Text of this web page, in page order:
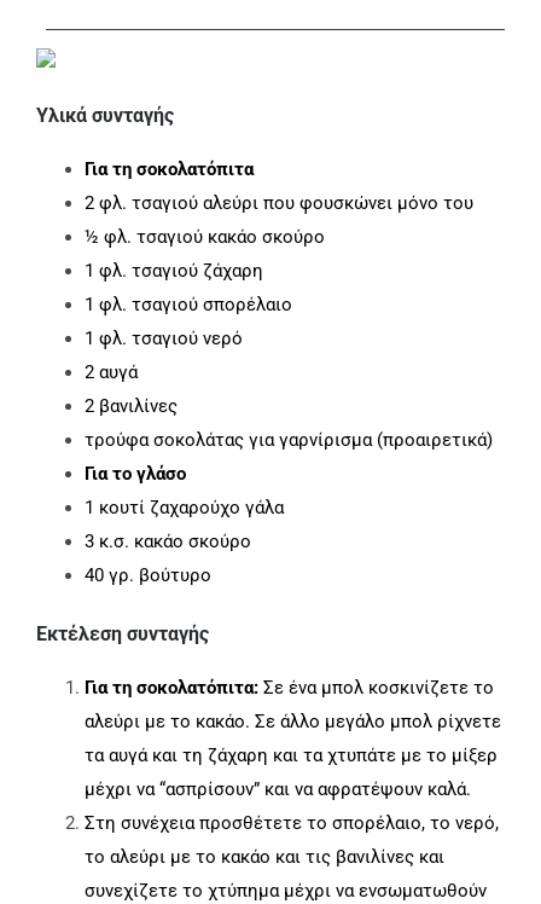
Υλικά συνταγής
Για τη σοκολατόπιτα
2 φλ. τσαγιού αλεύρι που φουσκώνει μόνο του
½ φλ. τσαγιού κακάο σκούρο
1 φλ. τσαγιού ζάχαρη
1 φλ. τσαγιού σπορέλαιο
1 φλ. τσαγιού νερό
2 αυγά
2 βανιλίνες
τρούφα σοκολάτας για γαρνίρισμα (προαιρετικά)
Για το γλάσο
1 κουτί ζαχαρούχο γάλα
3 κ.σ. κακάο σκούρο
40 γρ. βούτυρο
Εκτέλεση συνταγής
Για τη σοκολατόπιτα: Σε ένα μπολ κοσκινίζετε το
αλεύρι με το κακάο. Σε άλλο μεγάλο μπολ ρίχνετε
τα αυγά και τη ζάχαρη και τα χτυπάτε με το μίξερ
μέχρι να “ασπρίσουν” και να αφρατέψουν καλά.
Στη συνέχεια προσθέτετε το σπορέλαιο, το νερό,
το αλεύρι με το κακάο και τις βανιλίνες και
συνεχίζετε το χτύπημα μέχρι να ενσωματωθούν